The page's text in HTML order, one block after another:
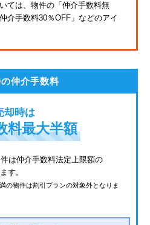
ては、物件の「仲介手数料無
介手数料30％OFF」などのアイ
の仲介手数料
却時は
料最大半額
は仲介手数料法定上限額の
す。
の物件は割引プランの対象外となりま